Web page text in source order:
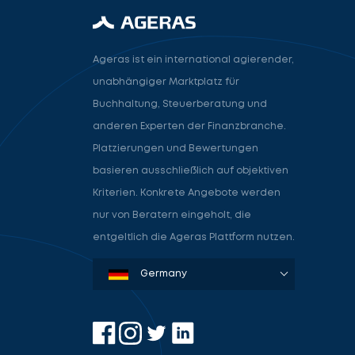
Ageras ist ein international agierender,
unabhängiger Marktplatz für
Buchhaltung, Steuerberatung und
anderen Experten der Finanzbranche.
Platzierungen und Bewertungen
basieren ausschließlich auf objektiven
Kriterien. Konkrete Angebote werden
nur von Beratern eingeholt, die
entgeltlich die Ageras Plattform nutzen.
Denmark
Sweden
Norway
Netherlands
Germany
USA